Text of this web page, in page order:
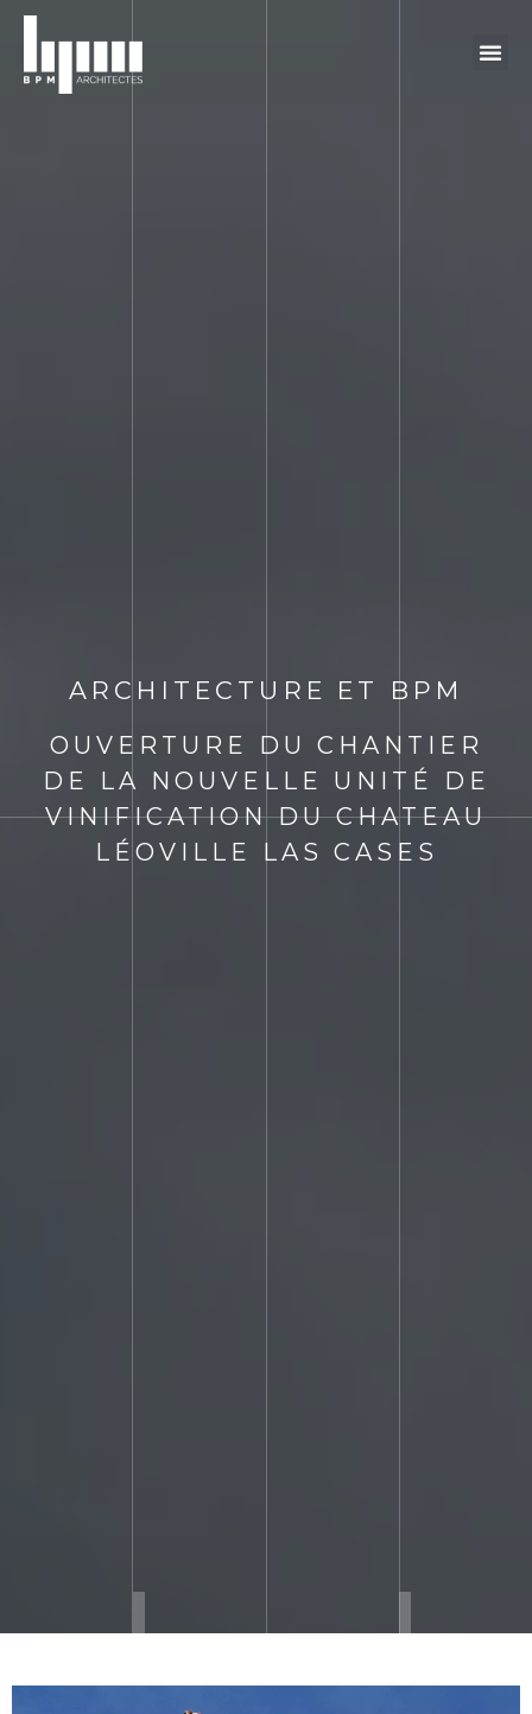
ARCHITECTURE ET BPM
OUVERTURE DU CHANTIER
DE LA NOUVELLE UNITÉ DE
VINIFICATION DU CHATEAU
LÉOVILLE LAS CASES